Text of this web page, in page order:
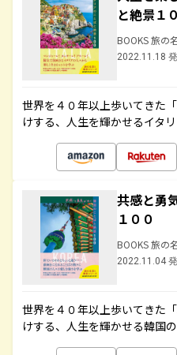
と絶景１
BOOKS 旅の
2022.11.18
世界を４０年以上歩いてきた
けする、人生を輝かせるイタ
共感と勇
１００
BOOKS 旅の
2022.11.04
世界を４０年以上歩いてきた
けする、人生を輝かせる韓国